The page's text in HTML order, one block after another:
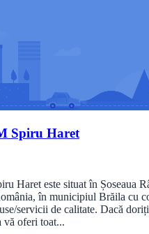
Spiru Haret
Haret este situat în Șoseaua
în municipiul Brăila cu
servicii de calitate. Dacă
vă oferi toat...